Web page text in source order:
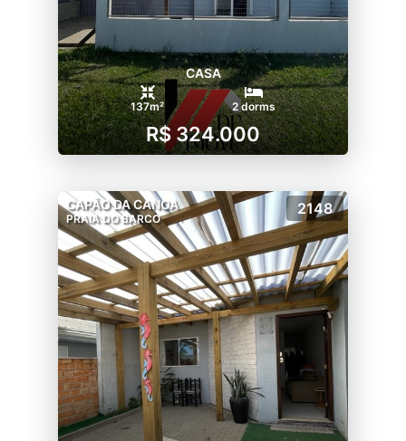
CASA
137m² 2 dorms
R$ 324.000
CAPÃO DA CANOA
PRAIA DO BARCO
2148